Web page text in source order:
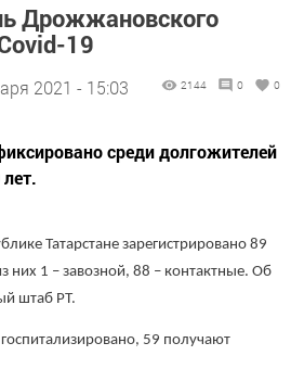
Дрожжановского
19
2021 - 15:03 2144 0 0
среди долгожителей
Татарстане зарегистрировано 89
них 1 – завозной, 88 – контактные. Об
штаб РТ.
59 получают